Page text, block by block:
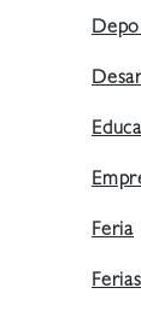
Feria
Ferias